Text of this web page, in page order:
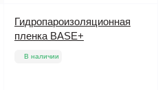
Гидропароизоляционная
пленка BASE+
В наличии